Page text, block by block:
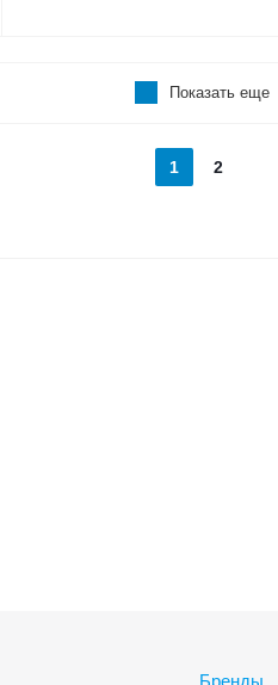
Показать еще
1 2
Бренды